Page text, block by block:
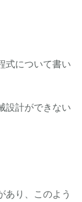
式について書い
設計ができない
あり、このよう